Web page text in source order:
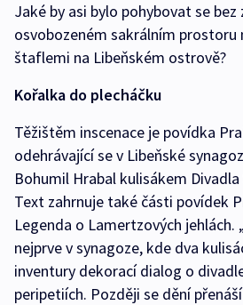
Jaké by asi bylo pohybovat se bez
osvobozeném sakrálním prostoru
štaflemi na Libeňském ostrově?
Kořalka do plecháčku
Těžištěm inscenace je povídka
odehrávající se v Libeňské
Bohumil Hrabal kulisákem Divadla
Text zahrnuje také části povídek
Legenda o Lamertzových jehlách.
nejprve v synagoze, kde dva
inventury dekorací dialog o
peripetiích. Později se dění